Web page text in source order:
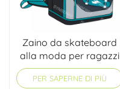
Zaino da skateboard
alla moda per ragazzi
della scuola
elementare
PER SAPERNE DI PIÙ